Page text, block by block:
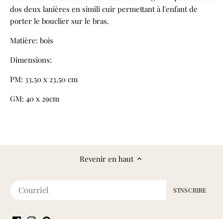
dos deux lanières en simili cuir permettant à l'enfant de
porter le bouclier sur le bras.
Matière: bois
Dimensions:
PM: 33,50 x 23,50 cm
GM: 40 x 29cm
Revenir en haut